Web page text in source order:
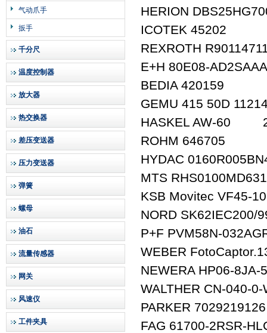
气动爪手
扳手
千分尺
温度控制器
放大器
热交换器
差压变送器
压力变送器
弹簧
螺母
油石
流量传感器
网关
风速仪
工件夹具
HERION
ICOTEK 45202
REXROTH
E+H 80E08-
BEDIA 420159
GEMU 415 50D
HASKEL AW-60
ROHM 646705
HYDAC
MTS
KSB Movitec VF45-
NORD SK62IEC200/
P+F PVM58N-
WEBER
NEWERA HP06-8JA-5
WALTHER CN-040-
PARKER 7029219126
FAG 61700-2RSR-